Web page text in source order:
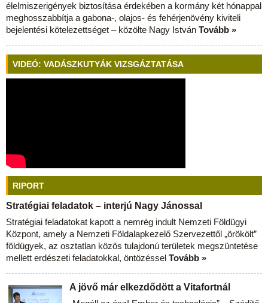
élelmiszerigények biztosítása érdekében a kormány két hónappal
meghosszabbítja a gabona-, olajos- és fehérjenövény kiviteli
bejelentési kötelezettséget – közölte Nagy István Tovább »
VIDEÓ: VADÁSZKUTYÁK VIZSGÁZTATÁSA
RIPORT
Stratégiai feladatok – interjú Nagy Jánossal
Stratégiai feladatokat kapott a nemrég indult Nemzeti Földügyi
Központ, amely a Nemzeti Földalapkezelő Szervezettől „örökölt”
földügyek, az osztatlan közös tulajdonú területek megszüntetése
mellett erdészeti feladatokkal, öntözéssel Tovább »
A jövő már elkezdődött a Vitafortnál